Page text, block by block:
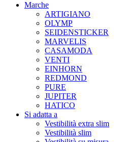
Marche
ARTIGIANO
OLYMP
SEIDENSTICKER
MARVELIS
CASAMODA
VENTI
EINHORN
REDMOND
PURE
JUPITER
HATICO
Si adatta a
Vestibilità extra slim
Vestibilità slim